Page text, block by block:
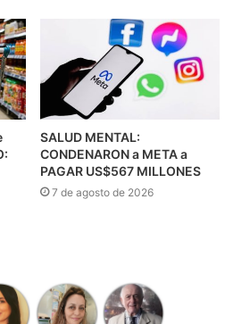
SALUD MENTAL:
CONDENARON a META a
PAGAR US$567 MILLONES
7 de agosto de 2026